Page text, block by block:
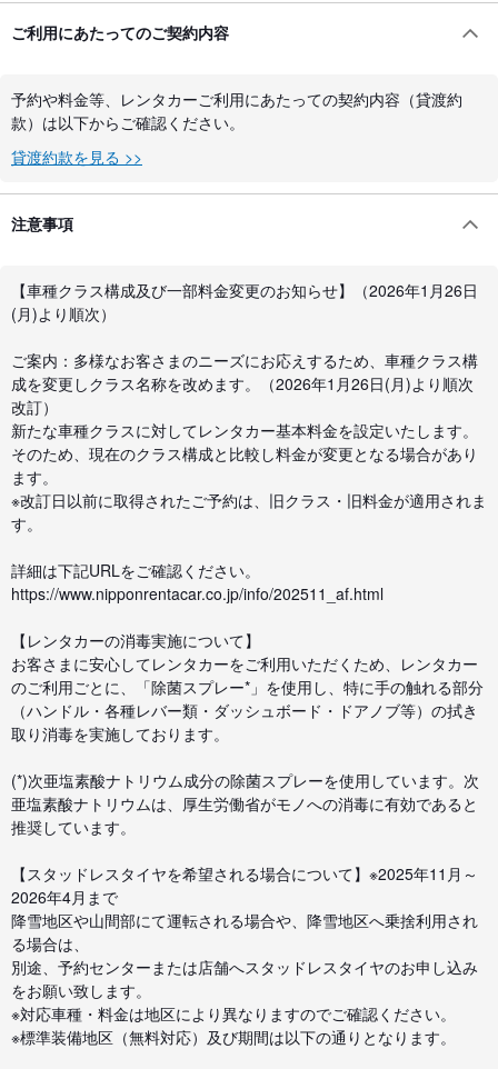
ご利用にあたってのご契約内容
予約や料金等、レンタカーご利用にあたっての契約内容（貸渡約
款）は以下からご確認ください。
貸渡約款を見る >>
注意事項
【車種クラス構成及び一部料金変更のお知らせ】（2026年1月26日
(月)より順次）
ご案内：多様なお客さまのニーズにお応えするため、車種クラス構
成を変更しクラス名称を改めます。（2026年1月26日(月)より順次
改訂）
新たな車種クラスに対してレンタカー基本料金を設定いたします。
そのため、現在のクラス構成と比較し料金が変更となる場合があり
ます。
※改訂日以前に取得されたご予約は、旧クラス・旧料金が適用されま
す。
詳細は下記URLをご確認ください。
https://www.nipponrentacar.co.jp/info/202511_af.html
【レンタカーの消毒実施について】
お客さまに安心してレンタカーをご利用いただくため、レンタカー
のご利用ごとに、「除菌スプレー*」を使用し、特に手の触れる部分
（ハンドル・各種レバー類・ダッシュボード・ドアノブ等）の拭き
取り消毒を実施しております。
(*)次亜塩素酸ナトリウム成分の除菌スプレーを使用しています。次
亜塩素酸ナトリウムは、厚生労働省がモノへの消毒に有効であると
推奨しています。
【スタッドレスタイヤを希望される場合について】※2025年11月～
2026年4月まで
降雪地区や山間部にて運転される場合や、降雪地区へ乗捨利用され
る場合は、
別途、予約センターまたは店舗へスタッドレスタイヤのお申し込み
をお願い致します。
※対応車種・料金は地区により異なりますのでご確認ください。
※標準装備地区（無料対応）及び期間は以下の通りとなります。